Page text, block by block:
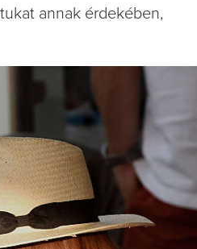
annak érdekében,